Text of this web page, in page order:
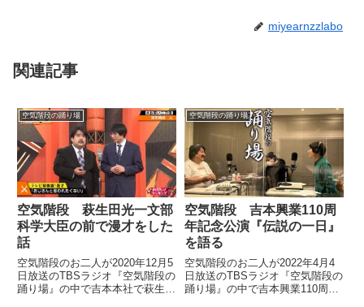
miyearnzzlabo
関連記事
空気階段の踊り場
空気階段 萩生田光一文部
科学大臣の前で漫才をした
話
空気階段のお二人が2020年12月5
日放送のTBSラジオ『空気階段の
踊り場』の中で吉本本社で萩生田
空気階段の踊り場
空気階段 吉本興業110周
年記念公演『伝説の一日』
を語る
空気階段のお二人が2022年4月4
日放送のTBSラジオ『空気階段の
踊り場』の中で吉本興業110周年